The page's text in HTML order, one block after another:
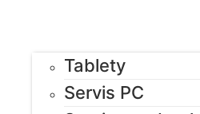
Tablety
Servis PC